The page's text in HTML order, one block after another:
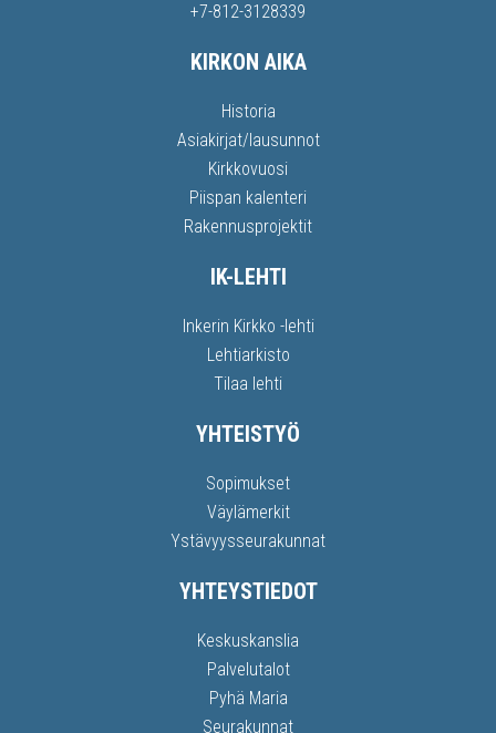
+7-812-3128339
KIRKON AIKA
Historia
Asiakirjat/lausunnot
Kirkkovuosi
Piispan kalenteri
Rakennusprojektit
IK-LEHTI
Inkerin Kirkko -lehti
Lehtiarkisto
Tilaa lehti
YHTEISTYÖ
Sopimukset
Väylämerkit
Ystävyysseurakunnat
YHTEYSTIEDOT
Keskuskanslia
Palvelutalot
Pyhä Maria
Seurakunnat